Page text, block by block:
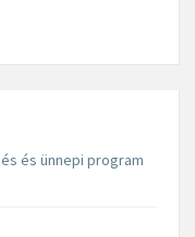
és ünnepi program